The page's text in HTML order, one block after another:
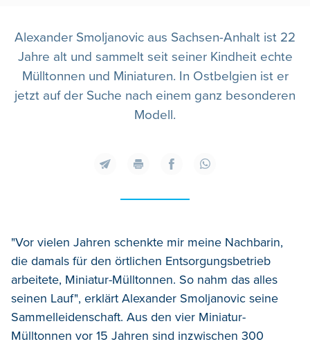
Alexander Smoljanovic aus Sachsen-Anhalt ist 22
Jahre alt und sammelt seit seiner Kindheit echte
Mülltonnen und Miniaturen. In Ostbelgien ist er
jetzt auf der Suche nach einem ganz besonderen
Modell.
"Vor vielen Jahren schenkte mir meine Nachbarin,
die damals für den örtlichen Entsorgungsbetrieb
arbeitete, Miniatur-Mülltonnen. So nahm das alles
seinen Lauf", erklärt Alexander Smoljanovic seine
Sammelleidenschaft. Aus den vier Miniatur-
Mülltonnen vor 15 Jahren sind inzwischen 300